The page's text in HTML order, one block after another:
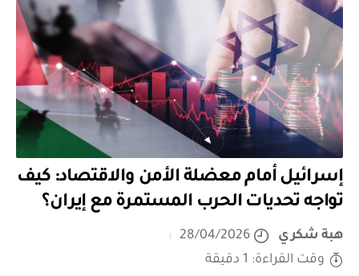
إسرائيل أمام معضلة الأمن والاقتصاد: كيف
تواجه تحديات الحرب المستمرة مع إيران؟
هبة شكري
28/04/2026
وقت القراءة: 1 دقيقة